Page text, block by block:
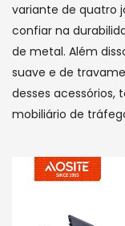
variante de quatro
confiar na
de metal. Além
suave e de
desses acessórios,
mobiliário de